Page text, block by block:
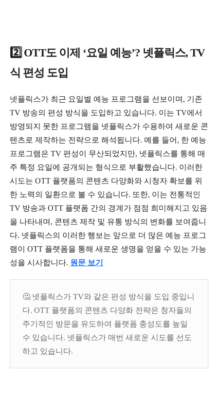
2️⃣ OTT도 이제 ‘요일 예능’? 넷플릭스, TV
식 편성 도입
넷플릭스가 최근 요일별 예능 프로그램을 선보이며, 기존
TV 방송의 편성 방식을 도입하고 있습니다. 이는 TV에서
방영되지 못한 프로그램을 넷플릭스가 수용하여 새로운 콘
텐츠로 제작하는 전략으로 해석됩니다. 예를 들어, 한 예능
프로그램은 TV 편성이 무산되었지만, 넷플릭스를 통해 매
주 특정 요일에 공개되는 형식으로 부활했습니다. 이러한
시도는 OTT 플랫폼의 콘텐츠 다양화와 시청자 확보를 위
한 노력의 일환으로 볼 수 있습니다. 또한, 이는 전통적인
TV 방송과 OTT 플랫폼 간의 경계가 점점 희미해지고 있음
을 나타내며, 콘텐츠 제작 및 유통 방식의 변화를 보여줍니
다. 넷플릭스의 이러한 행보는 앞으로 더 많은 예능 프로그
램이 OTT 플랫폼을 통해 새로운 생명을 얻을 수 있는 가능
성을 시사합니다. 원문 보기
🤔 넷플릭스가 TV와 같은 편성 방식을 도입 중입니
다. OTT 플랫폼의 콘텐츠 다양화 전략은 청자들의
주기적인 방문을 유도하여 플랫폼 충성도를 높일
수 있습니다. 넷플릭스가 매번 새로운 시도를 선도
하고 있습니다.